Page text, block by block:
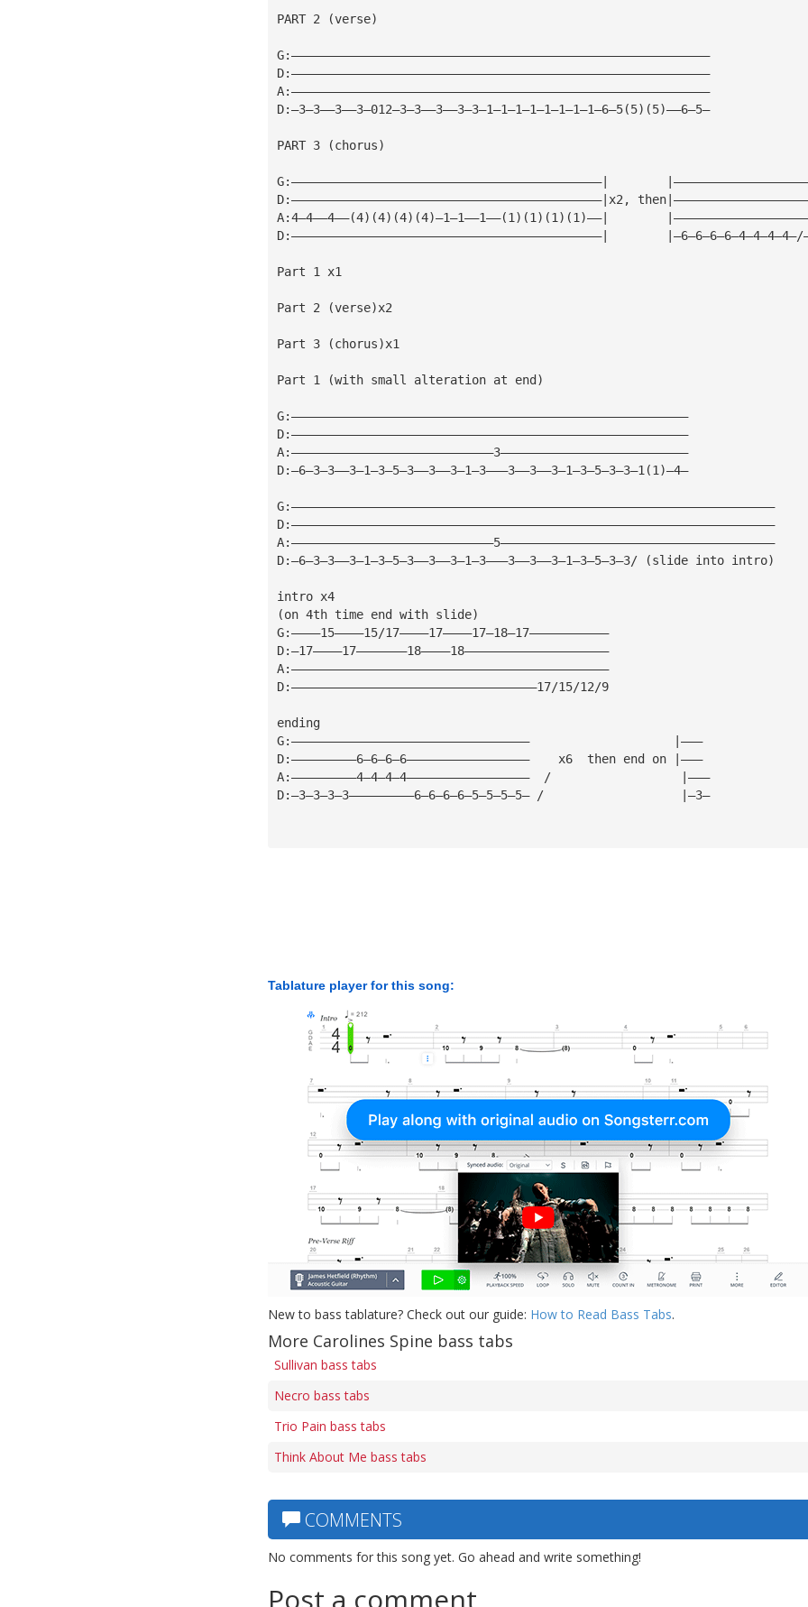
PART 2 (verse)
G:——————————————————————————————————————————————————————————
D:——————————————————————————————————————————————————————————
A:——————————————————————————————————————————————————————————
D:—3—3——3——3—012—3—3——3——3—3—1—1—1—1—1—1—1—1—6—5(5)(5)——6—5—
PART 3 (chorus)
G:———————————————————————————————————————————|
D:———————————————————————————————————————————|x2,
A:4—4——4——(4)(4)(4)(4)—1—1——1——(1)(1)(1)(1)——|
D:———————————————————————————————————————————|        |—6—6—6—6—4—4—4—4—/
Part 1 x1
Part 2 (verse)x2
Part 3 (chorus)x1
Part 1 (with small alteration at end)
G:———————————————————————————————————————————————————————
D:———————————————————————————————————————————————————————
A:————————————————————————————3——————————————————————————
D:—6—3—3——3—1—3—5—3——3——3—1—3———3——3——3—1—3—5—3—3—1(1)—4—
G:———————————————————————————————————————————————————————————————————
D:———————————————————————————————————————————————————————————————————
A:————————————————————————————5——————————————————————————————————————
D:—6—3—3——3—1—3—5—3——3——3—1—3———3——3——3—1—3—5—3—3/ (slide into intro)
intro x4
(on 4th time end with slide)
G:————15————15/17————17————17—18—17———————————
D:—17————17———————18————18————————————————————
A:————————————————————————————————————————————
D:——————————————————————————————————17/15/12/9
ending
G:—————————————————————————————————                    |———
D:—————————6—6—6—6—————————————————    x6  then end on |———
A:—————————4—4—4—4—————————————————  /                  |———
D:—3—3—3—3—————————6—6—6—6—5—5—5—5— /                   |—3—
Tablature player for this song:
New to bass tablature? Check out our guide: How to Read Bass Tabs.
More Carolines Spine bass tabs
Sullivan bass tabs
Necro bass tabs
Trio Pain bass tabs
Think About Me bass tabs
COMMENTS
No comments for this song yet. Go ahead and write something!
Post a comment